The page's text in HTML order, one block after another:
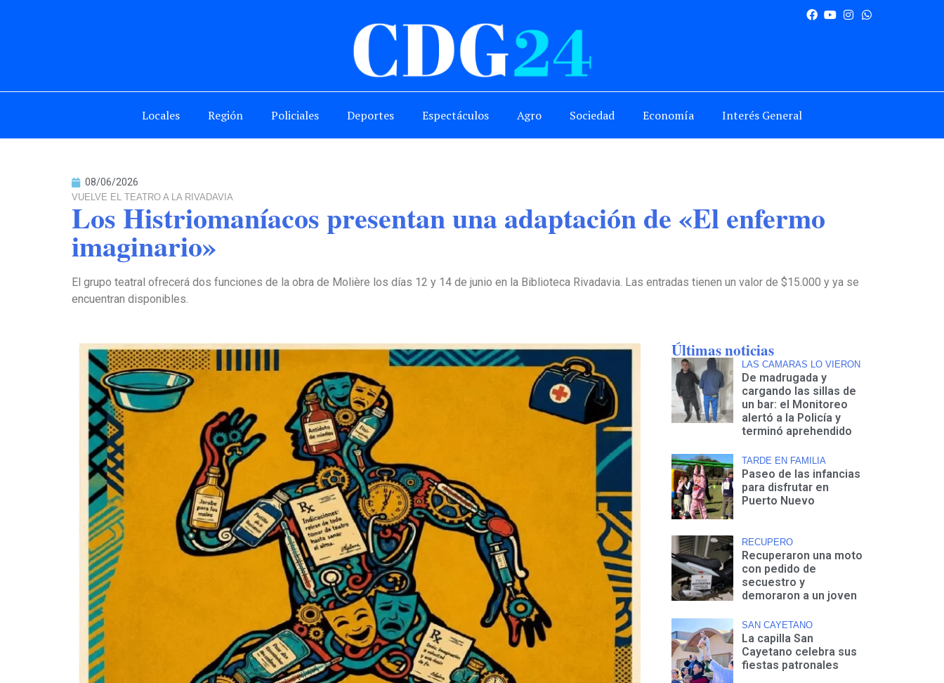
Locales Región Policiales Deportes Espectáculos Agro Sociedad Economía Interés General
08/06/2026
VUELVE EL TEATRO A LA RIVADAVIA
Los Histriomaníacos presentan una adaptación de «El enfermo
imaginario»
El grupo teatral ofrecerá dos funciones de la obra de Molière los días 12 y 14 de junio en la Biblioteca Rivadavia. Las entradas tienen un valor de $15.000 y ya se
encuentran disponibles.
Últimas noticias
LAS CAMARAS LO VIERON
De madrugada y
cargando las sillas de
un bar: el Monitoreo
alertó a la Policía y
terminó aprehendido
TARDE EN FAMILIA
Paseo de las infancias
para disfrutar en
Puerto Nuevo
RECUPERO
Recuperaron una moto
con pedido de
secuestro y
demoraron a un joven
SAN CAYETANO
La capilla San
Cayetano celebra sus
fiestas patronales